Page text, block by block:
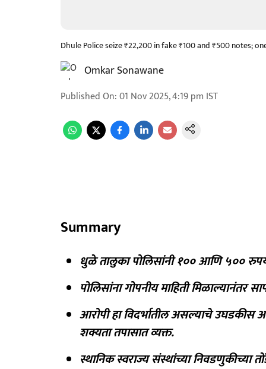
Dhule Police seize ₹22,200 in fake ₹100 and ₹500 notes;
Omkar Sonawane
Published On:01 Nov 2025, 4:19 pm IST
Summary
धुळे तालुका पोलिसांनी १०० आणि ५००
पोलिसांना गोपनीय माहिती मिळाल्यानंतर
आरोपी हा विदर्भातील असल्याचे
शक्यता तपासात व्यक्त.
स्थानिक स्वराज्य संस्थांच्या निवडणुकीच्या